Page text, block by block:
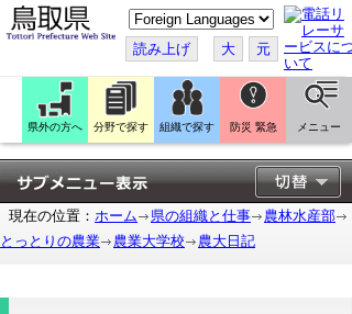
こ
の
ペ
ー
ジ
翻
訳
す
る
読み上げ 大 元
県外の方へ 分野で探す 組織で探す 防災 緊急 メニュー
現在の位置： ホーム 県の組織と仕事
農林水産部
とっとりの農業
農業大学校 農大日記